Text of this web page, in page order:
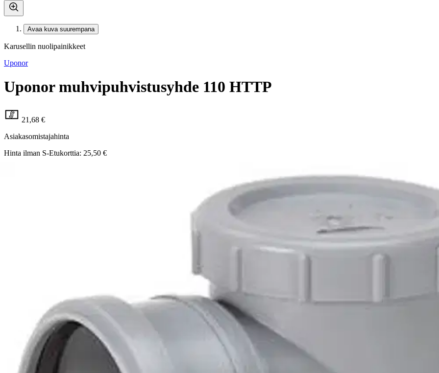
Avaa kuva suurempana
Karusellin nuolipainikkeet
Uponor
Uponor muhvipuhvistusyhde 110 HTTP
21,68 €
Asiakasomistajahinta
Hinta ilman S-Etukorttia: 25,50 €
Alk. 0 €
Ilmainen toimitus yli 100 €:n tilauksille Postin pakettiautomaattiin tai
Tarkista myymäläsaatavuus